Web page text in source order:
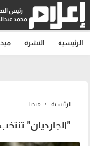
رئيس
محمد
الرئيسية النشرة
الرئيسية ميديا
"الجارديان"